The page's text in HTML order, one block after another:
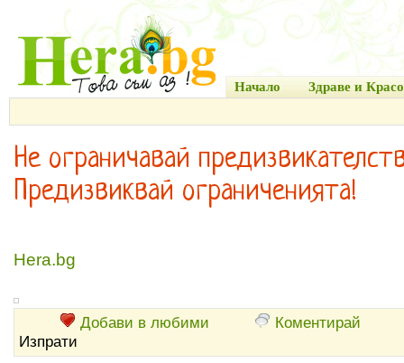
Начало Здраве и
Не ограничавай
Предизвиквай ограниченията!
Hera.bg
Добави в любими
Коментирай
Изпрати